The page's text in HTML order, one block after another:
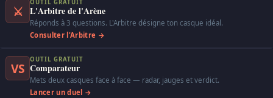
⚔
OUTIL GRATUIT
L'Arbitre de l'Arène
Réponds à 3 questions. L'Arbitre désigne ton casque idéal.
Consulter l'Arbitre →
VS
OUTIL GRATUIT
Comparateur
Mets deux casques face à face — radar, jauges et verdict.
Lancer un duel →